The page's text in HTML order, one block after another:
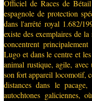
Officiel de Races de
espagnole de protection
dans l'arrêté royal 1.682/
existe des exemplaires de
concentrent
Lugo et dans le centre et
animal rustique, agile,
son fort appareil locomotif,
distances dans le
autochtones galiciennes,